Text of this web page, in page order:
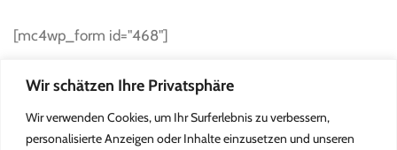
Wir schätzen Ihre Privatsphäre
Wir verwenden Cookies, um Ihr Surferlebnis zu verbessern,
personalisierte Anzeigen oder Inhalte einzusetzen und unseren
[mc4wp_form id="468"]